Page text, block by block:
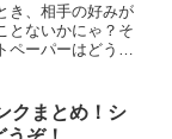
き、相手の好みが
とないかにゃ？そ
ペーパーはどうか
のアイテムでし
い」を...
クまとめ！シ